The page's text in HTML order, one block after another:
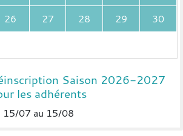
26 27 28 29
30
Saison 2026-2027
les adhérents
15/07 au 15/08